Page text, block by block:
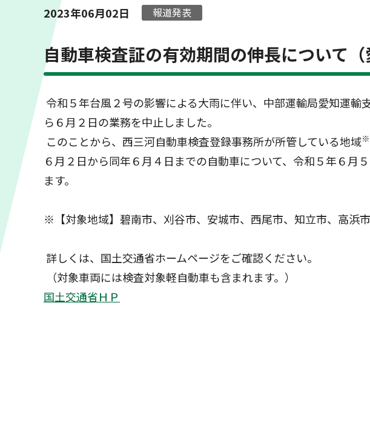
2023年06月02日 報道発表
自動車検査証の有効期間の伸長について（
令和５年台風２号の影響による大雨に伴い、中部運輸局愛知運
ら６月２日の業務を中止しました。
このことから、西三河自動車検査登録事務所が所管している地域※
６月２日から同年６月４日までの自動車について、令和５年６
ます。
※【対象地域】碧南市、刈谷市、安城市、西尾市、知立市、高浜
詳しくは、国土交通省ホームページをご確認ください。
（対象車両には検査対象軽自動車も含まれます。）
国土交通省ＨＰ